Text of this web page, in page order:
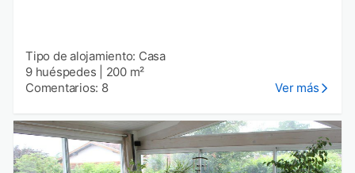
Tipo de alojamiento: Casa
9 huéspedes
200 m²
Comentarios: 8
Ver más